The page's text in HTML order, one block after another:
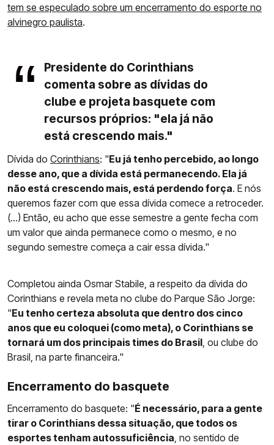
tem se especulado sobre um encerramento do esporte no
alvinegro paulista.
Presidente do Corinthians
comenta sobre as dívidas do
clube e projeta basquete com
recursos próprios: "ela já não
está crescendo mais."
Dívida do Corinthians: "Eu já tenho percebido, ao longo
desse ano, que a dívida está permanecendo. Ela já
não está crescendo mais, está perdendo força. E nós
queremos fazer com que essa dívida comece a retroceder.
(...) Então, eu acho que esse semestre a gente fecha com
um valor que ainda permanece como o mesmo, e no
segundo semestre começa a cair essa dívida."
Completou ainda Osmar Stabile, a respeito da dívida do
Corinthians e revela meta no clube do Parque São Jorge:
"Eu tenho certeza absoluta que dentro dos cinco
anos que eu coloquei (como meta), o Corinthians se
tornará um dos principais times do Brasil, ou clube do
Brasil, na parte financeira."
Encerramento do basquete
Encerramento do basquete: "É necessário, para a gente
tirar o Corinthians dessa situação, que todos os
esportes tenham autossuficiência, no sentido de